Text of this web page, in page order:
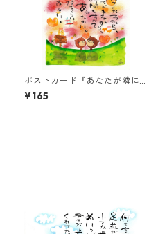
ポストカード『あなたが隣に
いてくれるから、・・・』
¥165